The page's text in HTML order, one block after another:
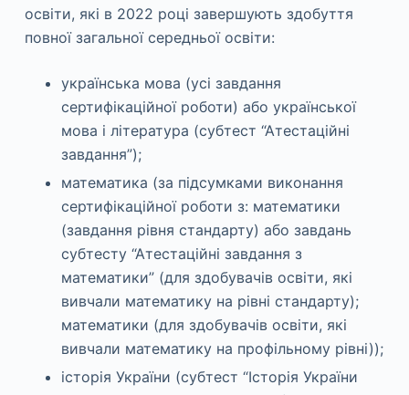
освіти, які в 2022 році завершують здобуття
повної загальної середньої освіти:
українська мова (усі завдання
сертифікаційної роботи) або української
мова і література (субтест “Атестаційні
завдання”);
математика (за підсумками виконання
сертифікаційної роботи з: математики
(завдання рівня стандарту) або завдань
субтесту “Атестаційні завдання з
математики” (для здобувачів освіти, які
вивчали математику на рівні стандарту);
математики (для здобувачів освіти, які
вивчали математику на профільному рівні));
історія України (субтест “Історія України